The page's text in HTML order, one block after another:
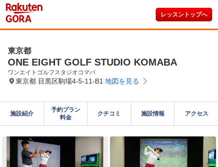
レッスントップへ
東京都
ONE EIGHT GOLF STUDIO KOMABA
ワンエイトゴルフスタジオコマバ
東京都 目黒区駒場4-5-11-B1 地図を見る
施設紹介
予約プラン
料金
クチコミ 施設情報 アクセス